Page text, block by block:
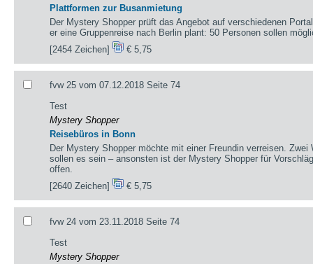
Plattformen zur Busanmietung
Der Mystery Shopper prüft das Angebot auf verschiedenen
er eine Gruppenreise nach Berlin plant: 50 Personen sollen
[2454 Zeichen]
€ 5,75
fvw 25 vom 07.12.2018 Seite 74
Test
Mystery Shopper
Reisebüros in Bonn
Der Mystery Shopper möchte mit einer Freundin verreisen. Zwei
sollen es sein – ansonsten ist der Mystery Shopper für
offen.
[2640 Zeichen]
€ 5,75
fvw 24 vom 23.11.2018 Seite 74
Test
Mystery Shopper